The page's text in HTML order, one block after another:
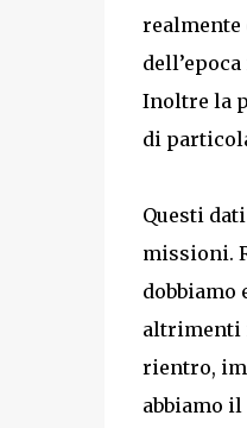
realmente
Inoltre la
di
Questi
missioni.
dobbiamo
altrimenti
rientro,
abbiamo